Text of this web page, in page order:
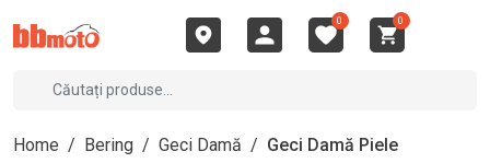
0 0
Home / Bering / Geci Damă / Geci Damă Piele